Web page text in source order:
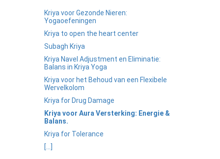
Kriya voor Gezonde Nieren:
Yogaoefeningen
Kriya to open the heart center
Subagh Kriya
Kriya Navel Adjustment en Eliminatie:
Balans in Kriya Yoga
Kriya voor het Behoud van een Flexibele
Wervelkolom
Kriya for Drug Damage
Kriya voor Aura Versterking: Energie &
Balans.
Kriya for Tolerance
[...]